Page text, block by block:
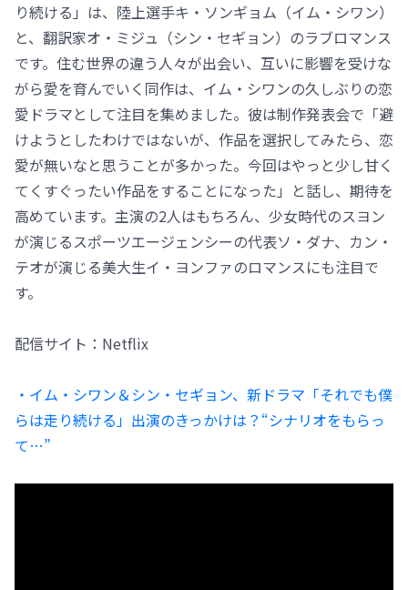
り続ける」は、陸上選手キ・ソンギョム（イム・シワン）
と、翻訳家オ・ミジュ（シン・セギョン）のラブロマンス
です。住む世界の違う人々が出会い、互いに影響を受けな
がら愛を育んでいく同作は、イム・シワンの久しぶりの恋
愛ドラマとして注目を集めました。彼は制作発表会で「避
けようとしたわけではないが、作品を選択してみたら、恋
愛が無いなと思うことが多かった。今回はやっと少し甘く
てくすぐったい作品をすることになった」と話し、期待を
高めています。主演の2人はもちろん、少女時代のスヨン
が演じるスポーツエージェンシーの代表ソ・ダナ、カン・
テオが演じる美大生イ・ヨンファのロマンスにも注目で
す。
配信サイト：Netflix
・イム・シワン＆シン・セギョン、新ドラマ「それでも僕
らは走り続ける」出演のきっかけは？“シナリオをもらっ
て…”